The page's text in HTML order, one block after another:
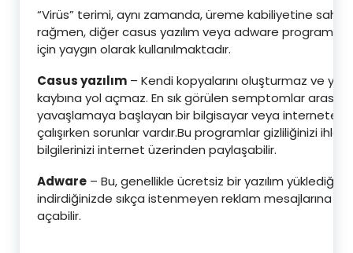
“Virüs” terimi, aynı zamanda, üreme kabiliyetine sahip
rağmen, diğer casus yazılım veya adware
için yaygın olarak kullanılmaktadır.
Casus yazılım – Kendi kopyalarını oluşturmaz ve
kaybına yol açmaz. En sık görülen semptomlar
yavaşlamaya başlayan bir bilgisayar veya internete
çalışırken sorunlar vardır.Bu programlar gizliliğinizi ihlal
bilgilerinizi internet üzerinden paylaşabilir.
Adware – Bu, genellikle ücretsiz bir yazılım
indirdiğinizde sıkça istenmeyen reklam mesajlarına
açabilir.